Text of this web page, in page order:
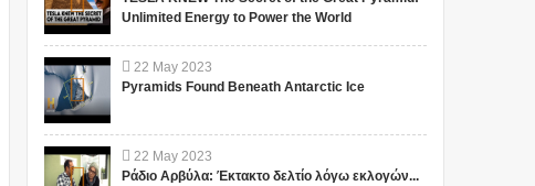
Unlimited Energy to Power the World
22 May 2023
Pyramids Found Beneath Antarctic Ice
22 May 2023
Ράδιο Αρβύλα: Έκτακτο δελτίο λόγω εκλογών...